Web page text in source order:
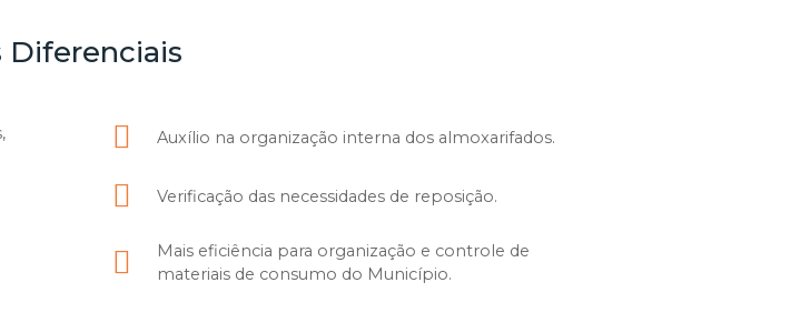
Diferenciais
Auxílio na organização interna dos almoxarifados.
Verificação das necessidades de reposição.
Mais eficiência para organização e controle de
materiais de consumo do Município.